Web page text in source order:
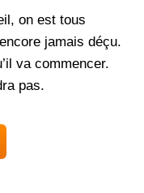
on est tous
jamais déçu.
va commencer.
pas.